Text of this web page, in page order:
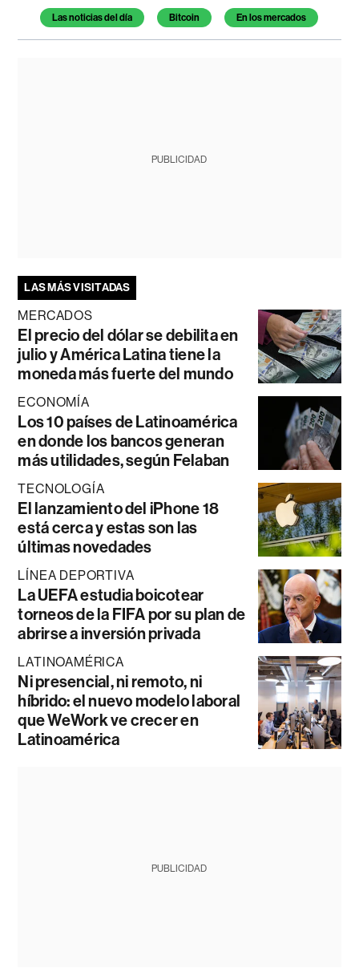
Temas de este artículo
Las noticias del día Bitcoin En los mercados
PUBLICIDAD
LAS MÁS VISITADAS
MERCADOS
El precio del dólar se debilita en
julio y América Latina tiene la
moneda más fuerte del mundo
ECONOMÍA
Los 10 países de Latinoamérica
en donde los bancos generan
más utilidades, según Felaban
TECNOLOGÍA
El lanzamiento del iPhone 18
está cerca y estas son las
últimas novedades
LÍNEA DEPORTIVA
La UEFA estudia boicotear
torneos de la FIFA por su plan de
abrirse a inversión privada
LATINOAMÉRICA
Ni presencial, ni remoto, ni
híbrido: el nuevo modelo laboral
que WeWork ve crecer en
Latinoamérica
PUBLICIDAD